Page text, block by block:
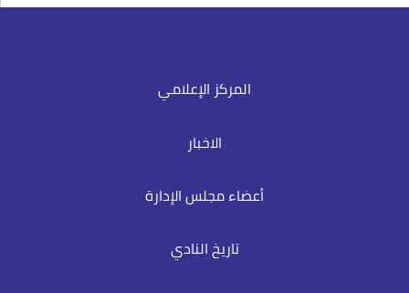
المركز الإعلامي
الاخبار
أعضاء مجلس الإدارة
تاريخ النادي